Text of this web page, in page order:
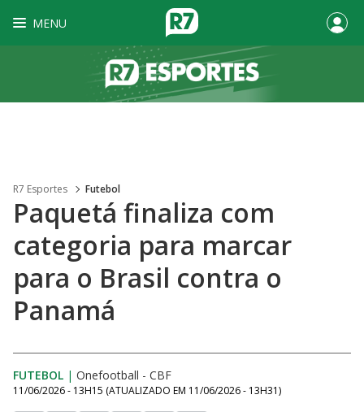
MENU
R7 Esportes Futebol
Paquetá finaliza com
categoria para marcar
para o Brasil contra o
Panamá
FUTEBOL | Onefootball - CBF
11/06/2026 - 13H15 (ATUALIZADO EM 11/06/2026 - 13H31)